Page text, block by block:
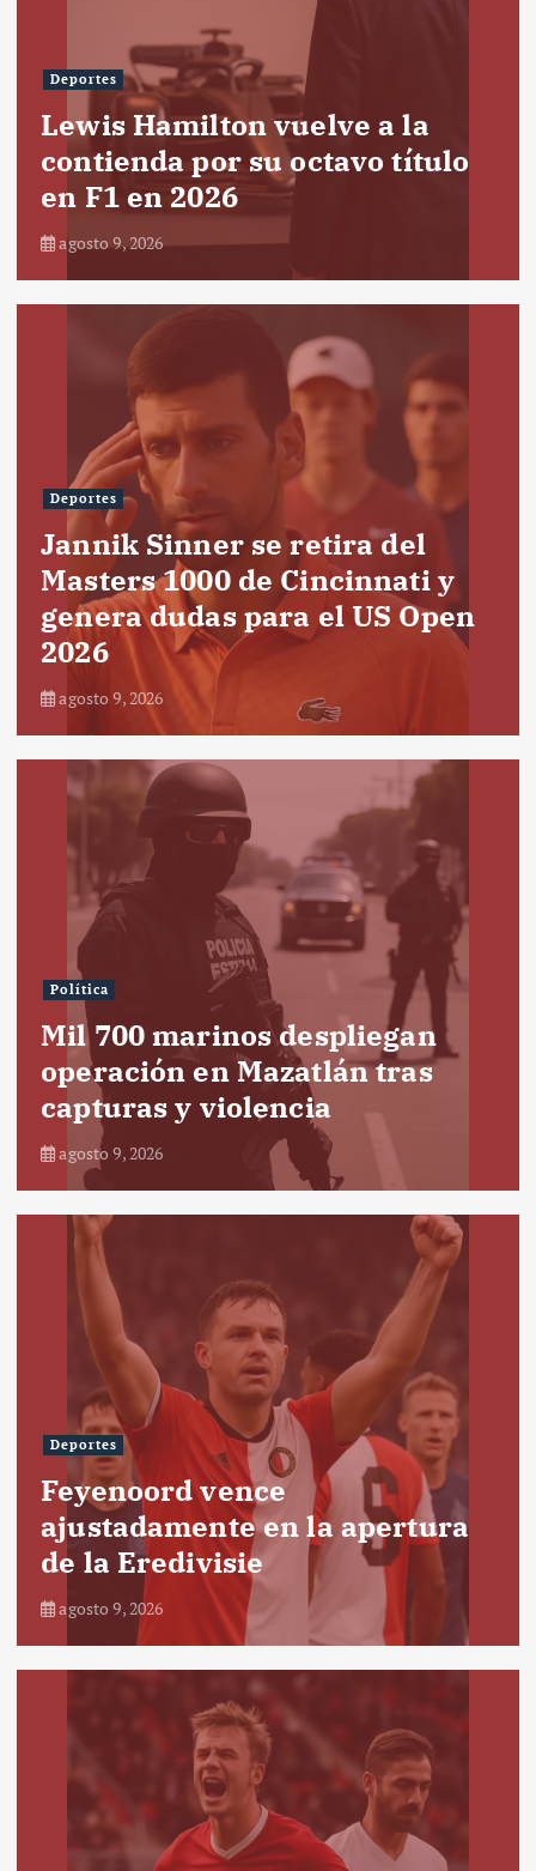
Deportes
Lewis Hamilton vuelve a la
contienda por su octavo título
en F1 en 2026
agosto 9, 2026
Deportes
Jannik Sinner se retira del
Masters 1000 de Cincinnati y
genera dudas para el US Open
2026
agosto 9, 2026
Política
Mil 700 marinos despliegan
operación en Mazatlán tras
capturas y violencia
agosto 9, 2026
Deportes
Feyenoord vence
ajustadamente en la apertura
de la Eredivisie
agosto 9, 2026